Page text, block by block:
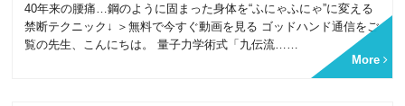
40年来の腰痛…鋼のように固まった身体を“ふにゃふにゃ”に変える
禁断テクニック↓ ＞無料で今すぐ動画を見る ゴッドハンド通信をご
覧の先生、こんにちは。 量子力学術式「九伝流……
More